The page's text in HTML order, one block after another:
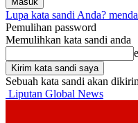
Lupa kata sandi Anda?
Pemulihan password
Memulihkan kata sandi anda
Sebuah kata sandi akan
Liputan Global News